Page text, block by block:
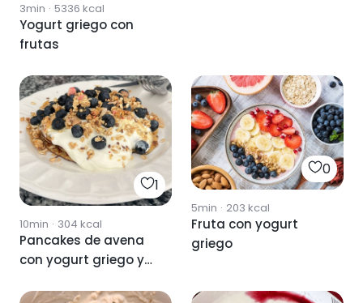
3min · 5336 kcal
Yogurt griego con
frutas
1
10min · 304 kcal
Pancakes de avena
con yogurt griego y
0
5min · 203 kcal
Fruta con yogurt
griego